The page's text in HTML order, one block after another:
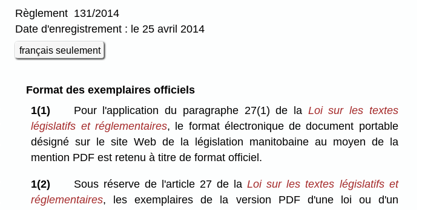
Règlement 131/2014
Date d'enregistrement : le 25 avril 2014
français seulement
Format des exemplaires officiels
1(1)
Pour l'application du paragraphe 27(1) de laLoi sur les textes
législatifs et réglementaires, le format électronique de document portable
désigné sur le site Web de la législation manitobaine au moyen de la
mention PDF est retenu à titre de format officiel.
1(2) Sous réserve de l'article 27 de laLoi sur les textes législatifs et
réglementaires, les exemplaires de la version PDF d'une loi ou d'un